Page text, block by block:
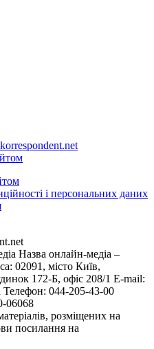
і персональних даних
Назва онлайн-медіа –
02091, місто Київ,
172-Б, офіс 208/1 E-mail:
Телефон: 044-205-43-00
06068
розміщених на
посилання на